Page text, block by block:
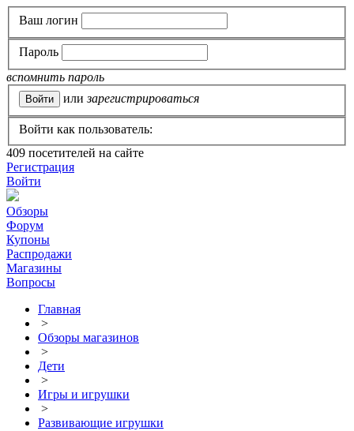
Ваш логин
Пароль
вспомнить пароль
или зарегистрироваться
Войти как пользователь:
409 посетителей на сайте
Регистрация
Войти
Обзоры
Форум
Купоны
Распродажи
Магазины
Вопросы
Главная
>
Обзоры магазинов
>
Дети
>
Игры и игрушки
>
Развивающие игрушки